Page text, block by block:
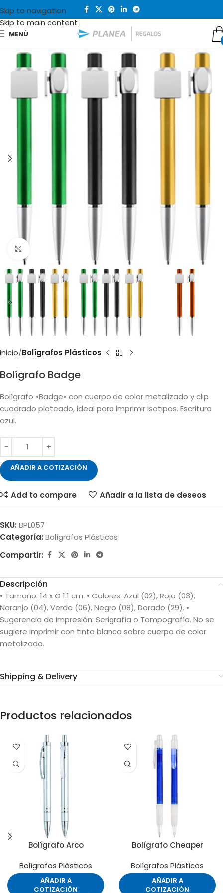
Skip to navigation
Skip to main content
MENÚ
Clic para ampliar
Inicio Bolígrafos Plásticos
Bolígrafo Badge
Bolígrafo «Badge» con cuerpo de color metalizado y clip
cuadrado plateado, ideal para imprimir isotipos. Escritura
azul.
AÑADIR A COTIZACIÓN
Add to compare Añadir a la lista de deseos
SKU: BPL057
Categoría: Bolígrafos Plásticos
Compartir:
Descripción
• Tamaño: 14 x Ø 1.1 cm. • Colores: Azul (02), Rojo (03),
Naranjo (04), Verde (06), Negro (08), Dorado (29). •
Sugerencia de Impresión: Serigrafía o Tampografía. No se
sugiere imprimir con tinta blanca sobre cuerpo de color
metalizado.
Shipping & Delivery
Productos relacionados
Bolígrafo Arco
Bolígrafos Plásticos
AÑADIR A
COTIZACIÓN
Bolígrafo Cheaper
Bolígrafos Plásticos
AÑADIR A
COTIZACIÓN